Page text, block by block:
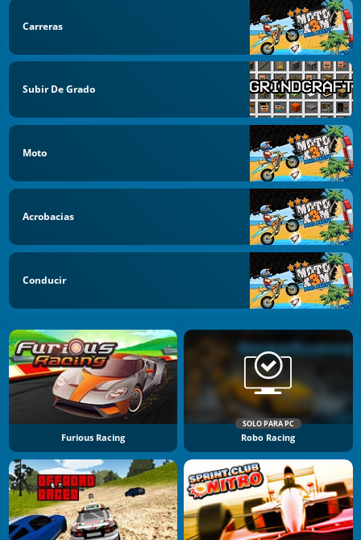
Carreras
Subir De Grado
Moto
Acrobacias
Conducir
Furious Racing
SOLO PARA PC
Robo Racing